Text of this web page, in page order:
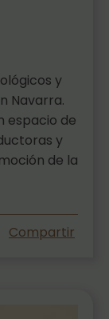
y
Navarra.
espacio de
y
de la
Compartir